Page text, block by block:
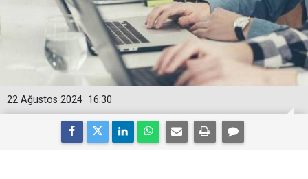
16:30
22 Ağustos 2024